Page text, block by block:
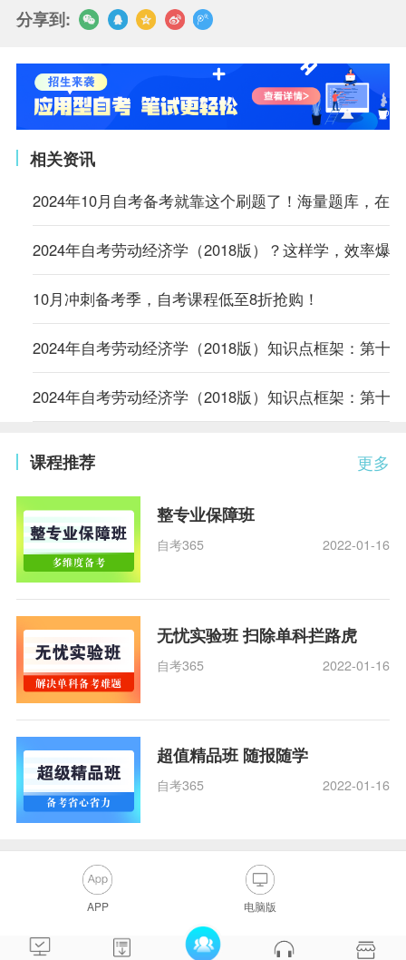
分享到:
相关资讯
2024年10月自考备考就靠这个刷题了！海量题库，在
2024年自考劳动经济学（2018版）？这样学，效率爆表
10月冲刺备考季，自考课程低至8折抢购！
2024年自考劳动经济学（2018版）知识点框架：第十
2024年自考劳动经济学（2018版）知识点框架：第十
更多
课程推荐
整专业保障班
自考365 2022-01-16
无忧实验班 扫除单科拦路虎
自考365 2022-01-16
超值精品班 随报随学
自考365 2022-01-16
APP 电脑版